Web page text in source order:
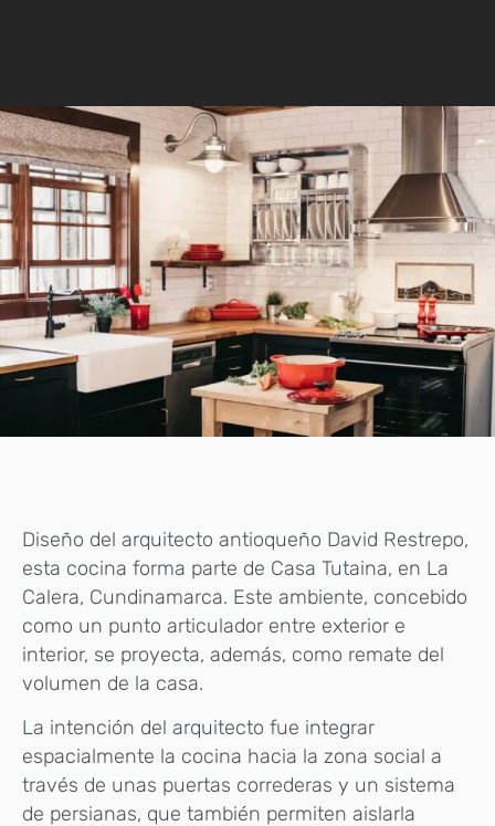
Diseño del arquitecto antioqueño David Restrepo,
esta cocina forma parte de Casa Tutaina, en La
Calera, Cundinamarca. Este ambiente, concebido
como un punto articulador entre exterior e
interior, se proyecta, además, como remate del
volumen de la casa.
La intención del arquitecto fue integrar
espacialmente la cocina hacia la zona social a
través de unas puertas correderas y un sistema
de persianas, que también permiten aislarla